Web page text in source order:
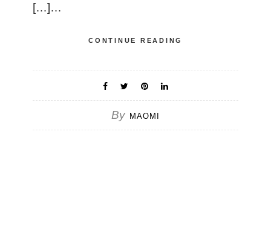
[…]…
CONTINUE READING
By MAOMI